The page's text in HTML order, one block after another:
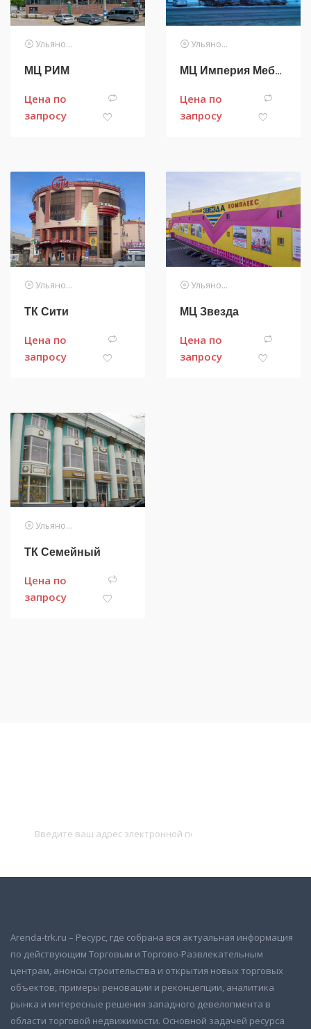
Ульяновск
МЦ РИМ
Цена по
запросу
Ульяновск
МЦ Империя Мебели
Цена по
запросу
Ульяновск
ТК Сити
Цена по
запросу
Ульяновск
МЦ Звезда
Цена по
запросу
Ульяновск
ТК Семейный
Цена по
запросу
Arenda-trk.ru – Ресурс, где собрана вся актуальная информация
по действующим Торговым и Торгово-Развлекательным
центрам, анонсы строительства и открытия новых торговых
объектов, примеры реновации и реконцепции, аналитика
рынка и интересные решения западного девелопмента в
области торговой недвижимости. Основной задачей ресурса